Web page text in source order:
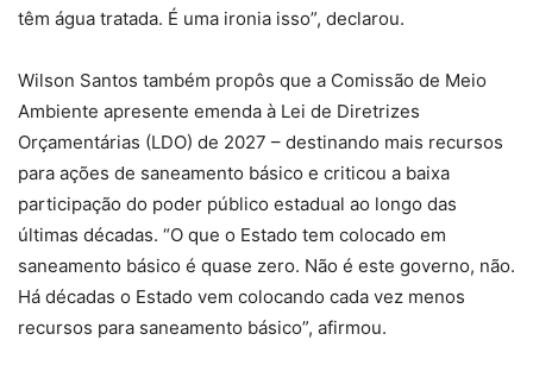
têm água tratada. É uma ironia isso”, declarou.
Wilson Santos também propôs que a Comissão de Meio
Ambiente apresente emenda à Lei de Diretrizes
Orçamentárias (LDO) de 2027 – destinando mais recursos
para ações de saneamento básico e criticou a baixa
participação do poder público estadual ao longo das
últimas décadas. “O que o Estado tem colocado em
saneamento básico é quase zero. Não é este governo, não.
Há décadas o Estado vem colocando cada vez menos
recursos para saneamento básico”, afirmou.